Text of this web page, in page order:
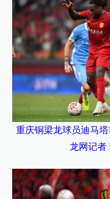
重庆铜梁龙球员迪马
龙网记者